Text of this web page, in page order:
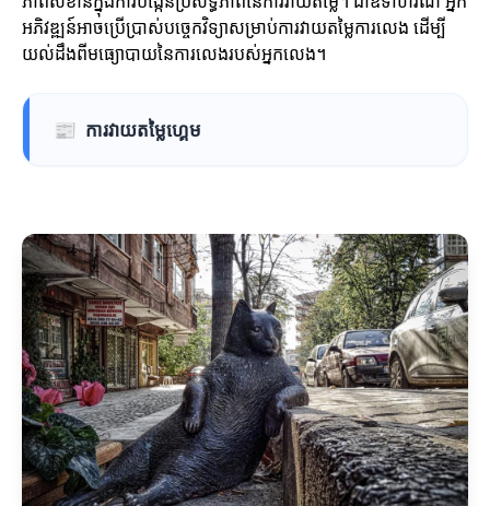
អភិវឌ្ឍន៍អាចប្រើប្រាស់បច្ចេកវិទ្យាសម្រាប់ការវាយតម្លៃការលេង ដើម្បី
យល់ដឹងពីមធ្យោបាយនៃការលេងរបស់អ្នកលេង។
📰 ការវាយតម្លៃហ្គេម